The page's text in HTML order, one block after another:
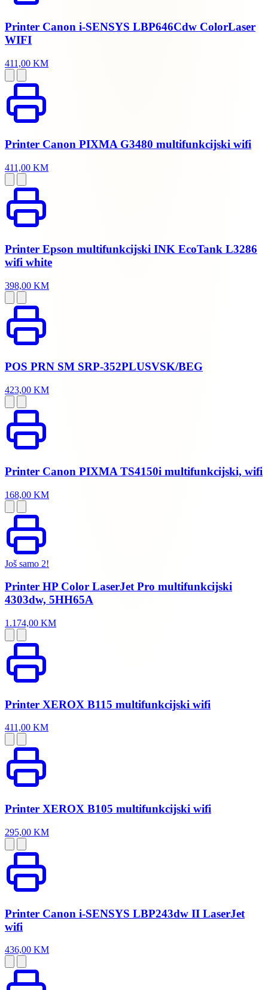
Printer Canon i-SENSYS LBP646Cdw ColorLaser
WIFI
411,00 KM
Printer Canon PIXMA G3480 multifunkcijski wifi
411,00 KM
Printer Epson multifunkcijski INK EcoTank L3286
wifi white
398,00 KM
POS PRN SM SRP-352PLUSVSK/BEG
423,00 KM
Printer Canon PIXMA TS4150i multifunkcijski, wifi
168,00 KM
Još samo 2!
Printer HP Color LaserJet Pro multifunkcijski
4303dw, 5HH65A
1.174,00 KM
Printer XEROX B115 multifunkcijski wifi
411,00 KM
Printer XEROX B105 multifunkcijski wifi
295,00 KM
Printer Canon i-SENSYS LBP243dw II LaserJet
wifi
436,00 KM